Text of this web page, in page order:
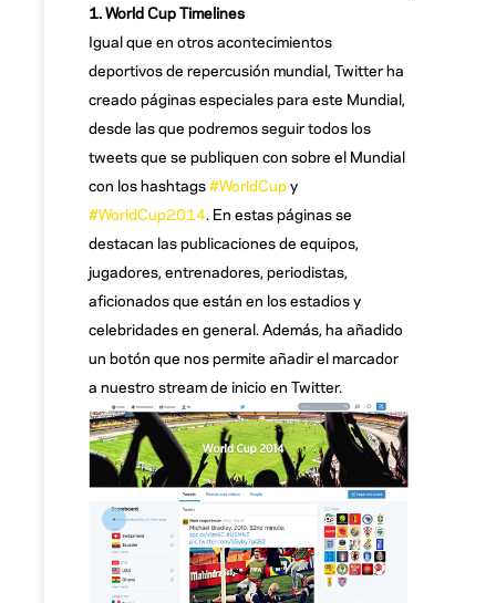
1. World Cup Timelines
Igual que en otros acontecimientos
deportivos de repercusión mundial, Twitter ha
creado páginas especiales para este Mundial,
desde las que podremos seguir todos los
tweets que se publiquen con sobre el Mundial
con los hashtags#WorldCupy
#WorldCup2014. En estas páginas se
destacan las publicaciones de equipos,
jugadores, entrenadores, periodistas,
aficionados que están en los estadios y
celebridades en general. Además, ha añadido
un botón que nos permite añadir el marcador
a nuestro stream de inicio en Twitter.